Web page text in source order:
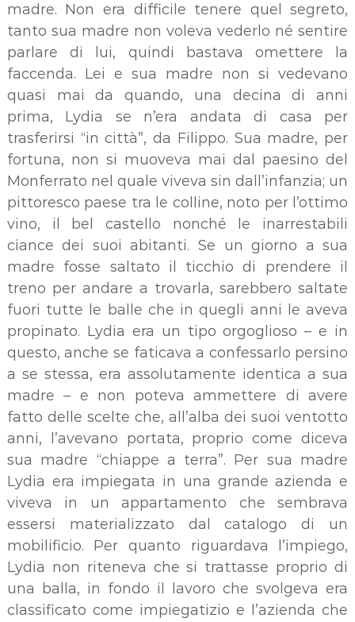
madre. Non era difficile tenere quel segreto,
tanto sua madre non voleva vederlo né sentire
parlare di lui, quindi bastava omettere la
faccenda. Lei e sua madre non si vedevano
quasi mai da quando, una decina di anni
prima, Lydia se n’era andata di casa per
trasferirsi “in città”, da Filippo. Sua madre, per
fortuna, non si muoveva mai dal paesino del
Monferrato nel quale viveva sin dall’infanzia; un
pittoresco paese tra le colline, noto per l’ottimo
vino, il bel castello nonché le inarrestabili
ciance dei suoi abitanti. Se un giorno a sua
madre fosse saltato il ticchio di prendere il
treno per andare a trovarla, sarebbero saltate
fuori tutte le balle che in quegli anni le aveva
propinato. Lydia era un tipo orgoglioso – e in
questo, anche se faticava a confessarlo persino
a se stessa, era assolutamente identica a sua
madre – e non poteva ammettere di avere
fatto delle scelte che, all’alba dei suoi ventotto
anni, l’avevano portata, proprio come diceva
sua madre “chiappe a terra”. Per sua madre
Lydia era impiegata in una grande azienda e
viveva in un appartamento che sembrava
essersi materializzato dal catalogo di un
mobilificio. Per quanto riguardava l’impiego,
Lydia non riteneva che si trattasse proprio di
una balla, in fondo il lavoro che svolgeva era
classificato come impiegatizio e l’azienda che